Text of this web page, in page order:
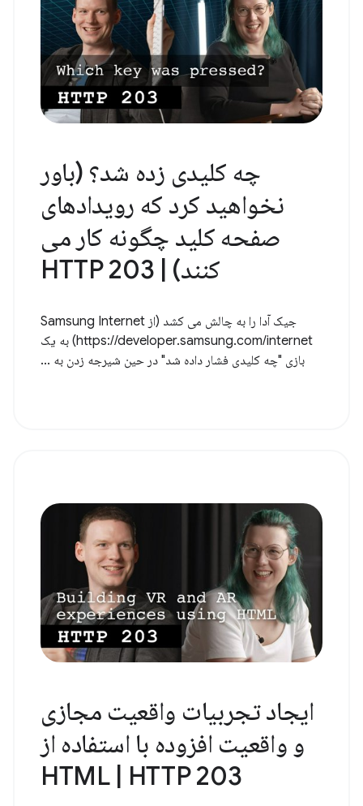
چه کلیدی زده شد؟ (باور
نخواهید کرد که رویدادهای
صفحه کلید چگونه کار می
کنند) | HTTP 203
جیک آدا را به چالش می کشد (از Samsung Internet
https://developer.samsung.com/internet) به یک
بازی "چه کلیدی فشار داده شد" در حین شیرجه زدن به ...
ایجاد تجربیات واقعیت مجازی
و واقعیت افزوده با استفاده از
HTML | HTTP 203